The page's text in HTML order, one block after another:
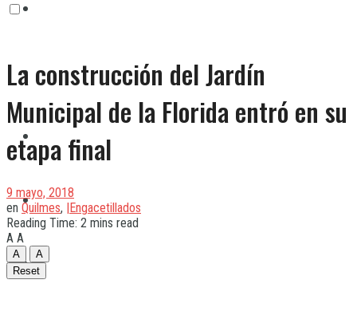
Lanús
Lomas
Quilmes
Varela
La construcción del Jardín
Municipal de la Florida entró en su
etapa final
9 mayo, 2018
en Quilmes, |Engacetillados
Reading Time: 2 mins read
A A
A
A
Reset